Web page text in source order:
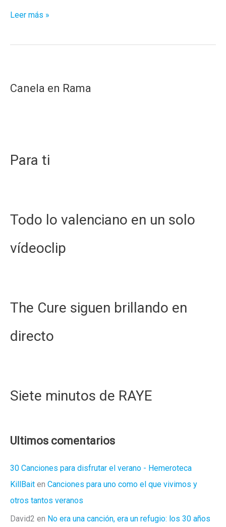
Algunas
más
Leer más »
Canela en Rama
Para ti
Todo lo valenciano en un solo
vídeoclip
The Cure siguen brillando en
directo
Siete minutos de RAYE
Ultimos comentarios
30 Canciones para disfrutar el verano - Hemeroteca
KillBait en Canciones para uno como el que vivimos y
otros tantos veranos
David2 en No era una canción, era un refugio: los 30 años